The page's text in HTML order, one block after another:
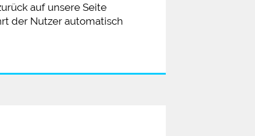
auf unsere Seite
der Nutzer automatisch